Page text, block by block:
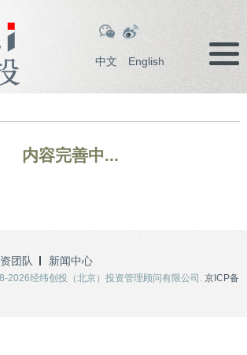
中文 English
内容完善中...
团队 新闻中心
2026经纬创投（北京）投资管理顾问有限公司. 京ICP备